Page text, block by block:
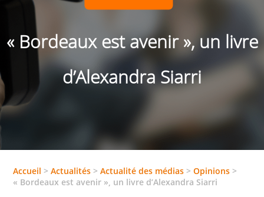
« Bordeaux est avenir », un livre
d’Alexandra Siarri
Accueil >Actualités >Actualité des médias >Opinions >
« Bordeaux est avenir », un livre d’Alexandra Siarri